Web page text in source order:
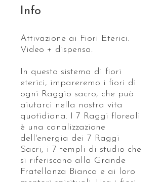
Info
Attivazione ai Fiori Eterici.
Video + dispensa.
In questo sistema di fiori
eterici, impareremo i fiori di
ogni Raggio sacro, che può
aiutarci nella nostra vita
quotidiana. I 7 Raggi floreali
è una canalizzazione
dell'energia dei 7 Raggi
Sacri, i 7 templi di studio che
si riferiscono alla Grande
Fratellanza Bianca e ai loro